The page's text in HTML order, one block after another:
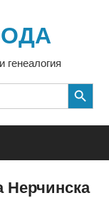
генеалогия
SEARCH BUTTON
Нерчинска